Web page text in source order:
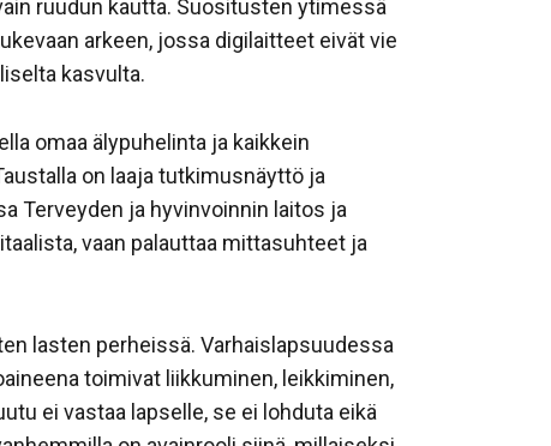
ruudun kautta. Suositusten ytimessä
arkeen, jossa digilaitteet eivät vie
kasvulta.
omaa älypuhelinta ja kaikkein
on laaja tutkimusnäyttö ja
Terveyden ja hyvinvoinnin laitos ja
vaan palauttaa mittasuhteet ja
lasten perheissä. Varhaislapsuudessa
toimivat liikkuminen, leikkiminen,
ei vastaa lapselle, se ei lohduta eikä